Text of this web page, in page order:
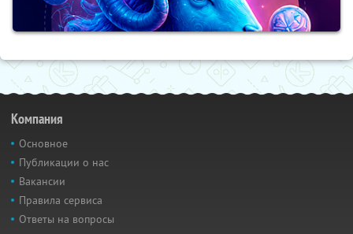
Компания
Основное
Публикации о нас
Вакансии
Правила сервиса
Ответы на вопросы